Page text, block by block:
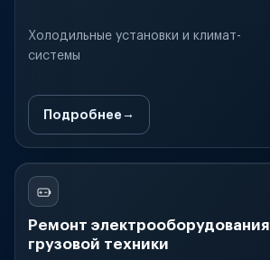
Холодильные установки и климат-
системы
Подробнее
Ремонт электрооборудования
грузовой техники